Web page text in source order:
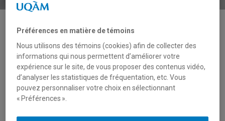
Théâtre
Préférences en matière de témoins
Nous utilisons des témoins (cookies) afin de collecter des
informations qui nous permettent d’améliorer votre
expérience sur le site, de vous proposer des contenus vidéo,
d’analyser les statistiques de fréquentation, etc. Vous
pouvez personnaliser votre choix en sélectionnant
« Préférences ».